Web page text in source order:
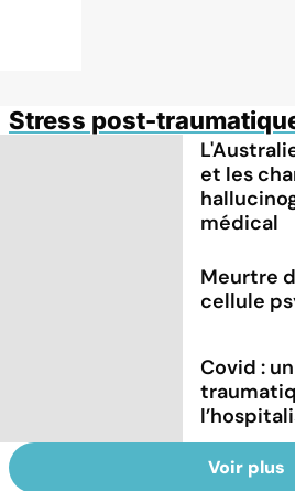
Stress post-
et les
médical
Meurtre
cellule
Covid :
Voir plus